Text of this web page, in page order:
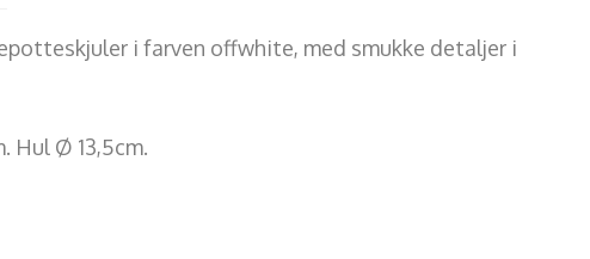
i farven offwhite, med smukke detaljer i
Hul Ø 13,5cm.